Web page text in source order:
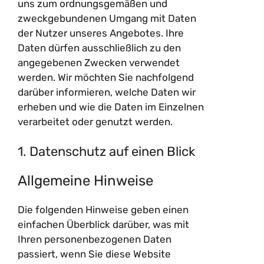
uns zum ordnungsgemäßen und
zweckgebundenen Umgang mit Daten
der Nutzer unseres Angebotes. Ihre
Daten dürfen ausschließlich zu den
angegebenen Zwecken verwendet
werden. Wir möchten Sie nachfolgend
darüber informieren, welche Daten wir
erheben und wie die Daten im Einzelnen
verarbeitet oder genutzt werden.
1. Datenschutz auf einen Blick
Allgemeine Hinweise
Die folgenden Hinweise geben einen
einfachen Überblick darüber, was mit
Ihren personenbezogenen Daten
passiert, wenn Sie diese Website